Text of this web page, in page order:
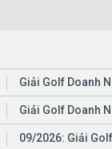
F Golf
Giải Golf Doanh
Giải Golf Doanh
09/2026: Giải